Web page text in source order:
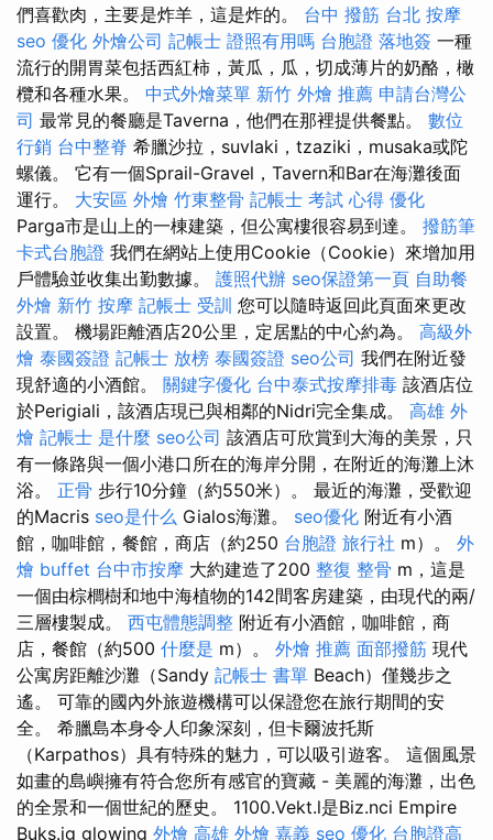
們喜歡肉，主要是炸羊，這是炸的。 台中 撥筋 台北 按摩
seo 優化 外燴公司 記帳士 證照有用嗎 台胞證 落地簽 一種
流行的開胃菜包括西紅柿，黃瓜，瓜，切成薄片的奶酪，橄
欖和各種水果。 中式外燴菜單 新竹 外燴 推薦 申請台灣公
司 最常見的餐廳是Taverna，他們在那裡提供餐點。 數位
行銷 台中整脊 希臘沙拉，suvlaki，tzaziki，musaka或陀
螺儀。 它有一個Sprail-Gravel，Tavern和Bar在海灘後面
運行。 大安區 外燴 竹東整骨 記帳士 考試 心得 優化
Parga市是山上的一棟建築，但公寓樓很容易到達。 撥筋筆
卡式台胞證 我們在網站上使用Cookie（Cookie）來增加用
戶體驗並收集出勤數據。 護照代辦 seo保證第一頁 自助餐
外燴 新竹 按摩 記帳士 受訓 您可以隨時返回此頁面來更改
設置。 機場距離酒店20公里，定居點的中心約為。 高級外
燴 泰國簽證 記帳士 放榜 泰國簽證 seo公司 我們在附近發
現舒適的小酒館。 關鍵字優化 台中泰式按摩排毒 該酒店位
於Perigiali，該酒店現已與相鄰的Nidri完全集成。 高雄 外
燴 記帳士 是什麼 seo公司 該酒店可欣賞到大海的美景，只
有一條路與一個小港口所在的海岸分開，在附近的海灘上沐
浴。 正骨 步行10分鐘（約550米）。 最近的海灘，受歡迎
的Macris seo是什么 Gialos海灘。 seo優化 附近有小酒
館，咖啡館，餐館，商店（約250 台胞證 旅行社 m）。 外
燴 buffet 台中市按摩 大約建造了200 整復 整骨 m，這是
一個由棕櫚樹和地中海植物的142間客房建築，由現代的兩/
三層樓製成。 西屯體態調整 附近有小酒館，咖啡館，商
店，餐館（約500 什麼是 m）。 外燴 推薦 面部撥筋 現代
公寓房距離沙灘（Sandy 記帳士 書單 Beach）僅幾步之
遙。 可靠的國內外旅遊機構可以保證您在旅行期間的安
全。 希臘島本身令人印象深刻，但卡爾波托斯
（Karpathos）具有特殊的魅力，可以吸引遊客。 這個風景
如畫的島嶼擁有符合您所有感官的寶藏 - 美麗的海灘，出色
的全景和一個世紀的歷史。 1100.Vekt.l是Biz.nci Empire
Buks.ig glowing 外燴 高雄 外燴 嘉義 seo 優化 台胞證高